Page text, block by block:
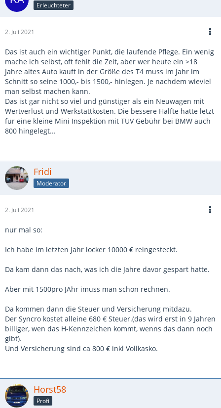
Erleuchteter
2. Juli 2021
Das ist auch ein wichtiger Punkt, die laufende Pflege. Ein wenig
mache ich selbst, oft fehlt die Zeit, aber wer heute ein >18
Jahre altes Auto kauft in der Größe des T4 muss im Jahr im
Schnitt so seine 1000,- bis 1500,- hinlegen. Je nachdem wieviel
man selbst machen kann.
Das ist gar nicht so viel und günstiger als ein Neuwagen mit
Wertverlust und Werkstattkosten. Die bessere Hälfte hatte letzt
für eine kleine Mini Inspektion mit TÜV Gebühr bei BMW auch
800 hingelegt...
Fridi
Moderator
2. Juli 2021
nur mal so:
Ich habe im letzten Jahr locker 10000 € reingesteckt.
Da kam dann das nach, was ich die Jahre davor gespart hatte.
Aber mit 1500pro JAhr imuss man schon rechnen.
Da kommen dann die Steuer und Versicherung mitdazu.
Der Syncro kostet alleine 680 € Steuer.(das wird erst in 9 Jahren
billiger, wen das H-Kennzeichen kommt, wenns das dann noch
gibt).
Und Versicherung sind ca 800 € inkl Vollkasko.
Horst58
Profi